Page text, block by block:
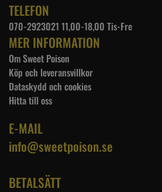
TELEFON
070-2923021 11,00-18,00 Tis-Fre
MER INFORMATION
Om Sweet Poison
Köp och leveransvillkor
Dataskydd och cookies
Hitta till oss
E-MAIL
info@sweetpoison.se
BETALSÄTT